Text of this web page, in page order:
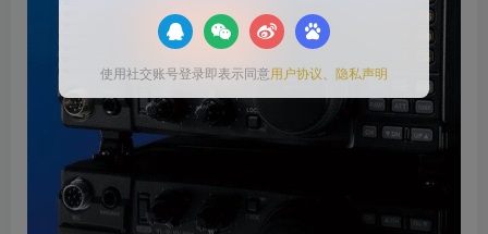
使用社交账号登录即表示同意用户协议 隐私声明